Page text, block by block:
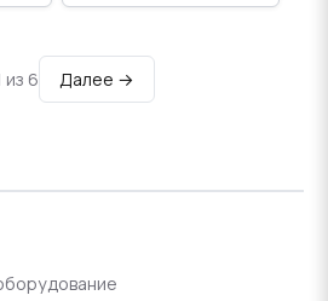
из 6 Далее →